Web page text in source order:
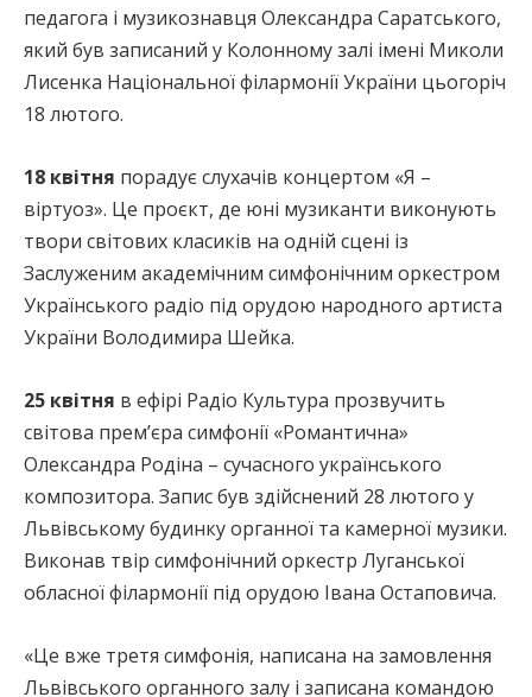
педагога і музикознавця Олександра Саратського,
який був записаний у Колонному залі імені Миколи
Лисенка Національної філармонії України цьогоріч
18 лютого.
18 квітня порадує слухачів концертом «Я –
віртуоз». Це проєкт, де юні музиканти виконують
твори світових класиків на одній сцені із
Заслуженим академічним симфонічним оркестром
Українського радіо під орудою народного артиста
України Володимира Шейка.
25 квітня в ефірі Радіо Культура прозвучить
світова прем’єра симфонії «Романтична»
Олександра Родіна – сучасного українського
композитора. Запис був здійснений 28 лютого у
Львівському будинку органної та камерної музики.
Виконав твір симфонічний оркестр Луганської
обласної філармонії під орудою Івана Остаповича.
«Це вже третя симфонія, написана на замовлення
Львівського органного залу і записана командою